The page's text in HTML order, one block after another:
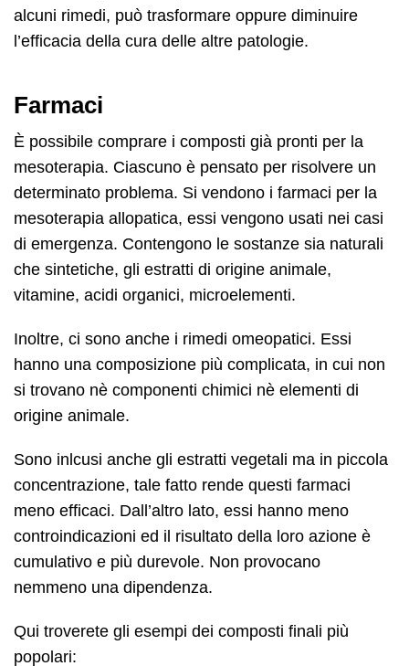
alcuni rimedi, può trasformare oppure diminuire
l’efficacia della cura delle altre patologie.
Farmaci
È possibile comprare i composti già pronti per la
mesoterapia. Ciascuno è pensato per risolvere un
determinato problema. Si vendono i farmaci per la
mesoterapia allopatica, essi vengono usati nei casi
di emergenza. Contengono le sostanze sia naturali
che sintetiche, gli estratti di origine animale,
vitamine, acidi organici, microelementi.
Inoltre, ci sono anche i rimedi omeopatici. Essi
hanno una composizione più complicata, in cui non
si trovano nè componenti chimici nè elementi di
origine animale.
Sono inlcusi anche gli estratti vegetali ma in piccola
concentrazione, tale fatto rende questi farmaci
meno efficaci. Dall’altro lato, essi hanno meno
controindicazioni ed il risultato della loro azione è
cumulativo e più durevole. Non provocano
nemmeno una dipendenza.
Qui troverete gli esempi dei composti finali più
popolari: